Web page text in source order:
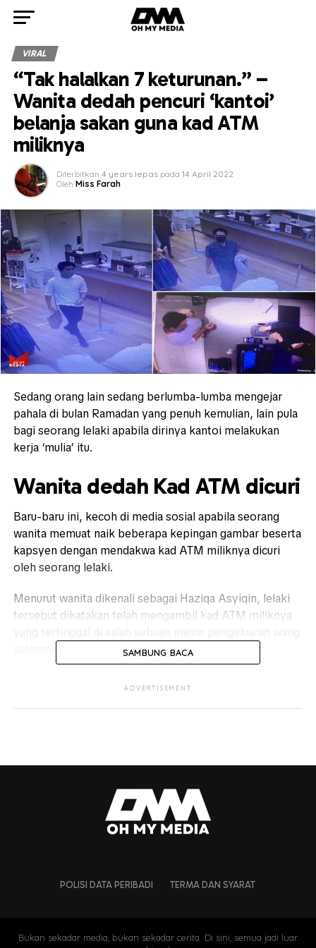
VIRAL
“Tak halalkan 7 keturunan.” –
Wanita dedah pencuri ‘kantoi’
belanja sakan guna kad ATM
miliknya
Diterbitkan 4 years lepas pada 14 April 2022
Oleh Miss Farah
Sedang orang lain sedang berlumba-lumba mengejar
pahala di bulan Ramadan yang penuh kemulian, lain pula
bagi seorang lelaki apabila dirinya kantoi melakukan
kerja ‘mulia’ itu.
Wanita dedah Kad ATM dicuri
Baru-baru ini, kecoh di media sosial apabila seorang
wanita memuat naik beberapa kepingan gambar beserta
kapsyen dengan mendakwa kad ATM miliknya dicuri
oleh seorang lelaki.
Menurut wanita dikenali sebagai Haziqa Asyiqin, lelaki
tersebut dikatakan telah mengambil kad ATM miliknya
SAMBUNG BACA
ADVERTISEMENT
POLISI DATA PERIBADI TERMA DAN SYARAT
Bukan sekadar media, bukan sekadar cerita. Di sini, semua jadi luar